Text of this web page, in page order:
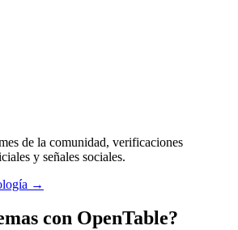
de la comunidad, verificaciones
y señales sociales.
→
con OpenTable?